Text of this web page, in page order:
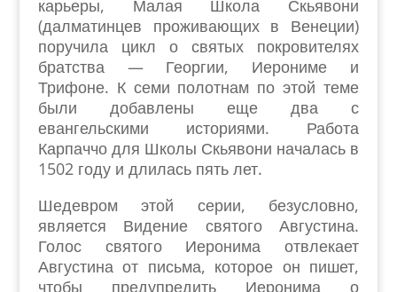
карьеры, Малая Школа Скьявони
(далматинцев проживающих в Венеции)
поручила цикл о святых покровителях
братства — Георгии, Иерониме и
Трифоне. К семи полотнам по этой теме
были добавлены еще два с
евангельскими историями. Работа
Карпаччо для Школы Скьявони началась в
1502 году и длилась пять лет.
Шедевром этой серии, безусловно,
является Видение святого Августина.
Голос святого Иеронима отвлекает
Августина от письма, которое он пишет,
чтобы предупредить Иеронима о